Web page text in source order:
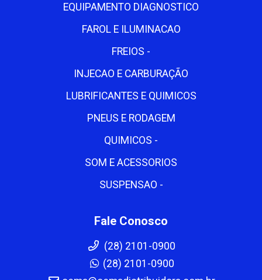
EQUIPAMENTO DIAGNOSTICO
FAROL E ILUMINACAO
FREIOS -
INJECAO E CARBURAÇÃO
LUBRIFICANTES E QUIMICOS
PNEUS E RODAGEM
QUIMICOS -
SOM E ACESSORIOS
SUSPENSAO -
Fale Conosco
(28) 2101-0900
(28) 2101-0900